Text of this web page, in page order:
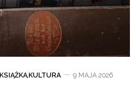
KSIĄŻKA,KULTURA 9 MAJA 2026